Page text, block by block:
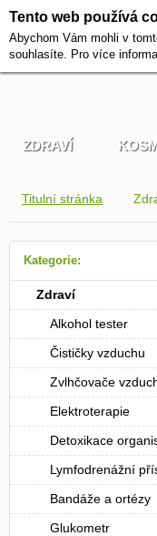
Titulní stránka
Kategorie:
Zdraví
Alkohol tester
Čističky vzduchu
Zvlhčovače
Elektroterapie
Detoxikace
Lymfodrenážní
Bandáže a ortézy
Glukometr
ZDRAVÍ
Tento web používá
Abychom Vám mohli v
souhlasíte. Pro více